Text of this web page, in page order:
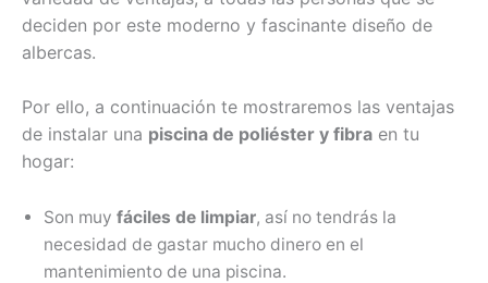
deciden por este moderno y fascinante diseño de
albercas.
Por ello, a continuación te mostraremos las ventajas
de instalar una piscina de poliéster y fibra en tu
hogar:
Son muy fáciles de limpiar, así no tendrás la
necesidad de gastar mucho dinero en el
mantenimiento de una piscina.